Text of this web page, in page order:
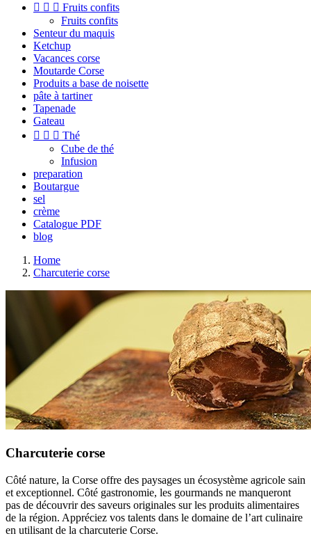
   Fruits confits
Fruits confits
Senteur du maquis
Ketchup
Vacances corse
Moutarde Corse
Produits a base de noisette
pâte à tartiner
Tapenade
Gateau
   Thé
Cube de thé
Infusion
preparation
Boutargue
sel
crème
Catalogue PDF
blog
Home
Charcuterie corse
Charcuterie corse
Côté nature, la Corse offre des paysages un écosystème agricole sain
et exceptionnel. Côté gastronomie, les gourmands ne manqueront
pas de découvrir des saveurs originales sur les produits alimentaires
de la région. Appréciez vos talents dans le domaine de l’art culinaire
en utilisant de la charcuterie Corse.